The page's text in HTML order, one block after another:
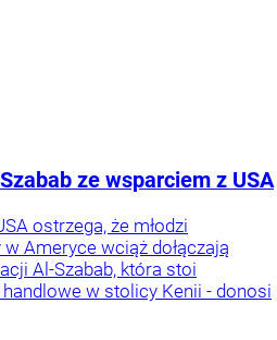
ze wsparciem z USA
ostrzega, że młodzi
Ameryce wciąż dołączają
Al-Szabab, która stoi
w stolicy Kenii - donosi